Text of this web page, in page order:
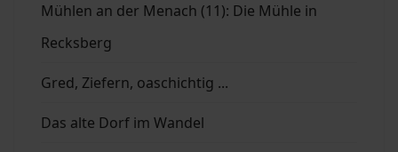
Mühlen an der Menach (11): Die Mühle in
Recksberg
Gred, Ziefern, oaschichtig ...
Das alte Dorf im Wandel